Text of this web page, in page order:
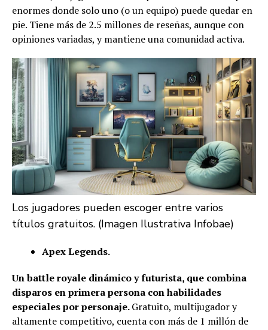
enormes donde solo uno (o un equipo) puede quedar en
pie. Tiene más de 2.5 millones de reseñas, aunque con
opiniones variadas, y mantiene una comunidad activa.
Los jugadores pueden escoger entre varios
títulos gratuitos. (Imagen Ilustrativa Infobae)
Apex Legends.
Un battle royale dinámico y futurista, que combina
disparos en primera persona con habilidades
especiales por personaje.Gratuito, multijugador y
altamente competitivo, cuenta con más de 1 millón de